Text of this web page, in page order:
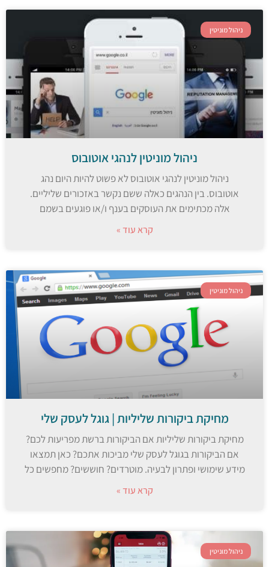
ניהול מוניטין
ניהול מוניטין לנהגי אוטובוס
ניהול מוניטין לנהגי אוטובוס לא פשוט להיות היום נהג
אוטובוס. בין הנהגים כאלה ששם נקשר באזכורים שליליים.
אלה מכתימים את העוסקים בענף ו/או פוגעים בשמם
קרא עוד »
ניהול מוניטין
מחיקת ביקורות שליליות | גוגל לעסק שלי
מחיקת ביקורות שליליות אם הביקורות ברשת מפריעות לכם?
אם הביקורות בגוגל לעסק שלי מביכות אתכם? כאן תמצאו
מידע שימושי ופתרון לבעיה. מוטרדים? חוששים? מחפשים כל
קרא עוד »
ניהול מוניטין